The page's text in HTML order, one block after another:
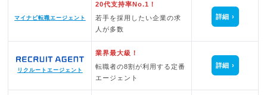
マイナビ転職エージェント
20代支持率No.1！
若手を採用したい企業の求
人が多数
詳細
リクルートエージェント
業界最大級！
転職者の8割が利用する定番
エージェント
詳細